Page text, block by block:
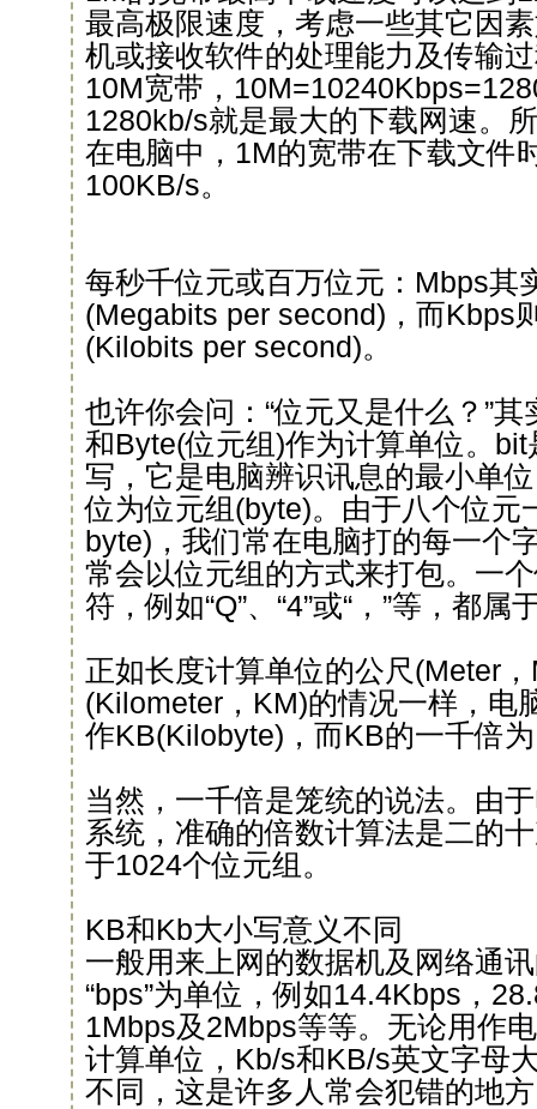
最高极限速度，考虑一些其它因
机或接收软件的处理能力及传输
10M宽带，
1280kb/s就是最大的下载网速。
在电脑中，1M的宽带在下载文件
100KB/s。
每秒千位元或百万位元：Mbps其
(Megabits per second)，而Kbps
(Kilobits per second)。
也许你会问：“位元又是什么？”
和Byte(位元组)作为计算单位。bit
写，它是电脑辨识讯息的最小单
位为位元组(byte)。由于八个位元
byte)，我们常在电脑打的每一个
常会以位元组的方式来打包。一
符，例如“Q”、“4”或“，”等，都属
正如长度计算单位的公尺(Meter
(Kilometer，KM)的情况一样，电
作KB(Kilobyte)，而KB的一千倍
当然，一千倍是笼统的说法。由
系统，准确的倍数计算法是二的
于1024个位元组。
KB和Kb大小写意义不同
一般用来上网的数据机及网络通
“bps”为单位，例如14.4Kbps，
1Mbps及2Mbps等等。无论用作
计算单位，Kb/s和KB/s英文字母
不同，这是许多人常会犯错的地